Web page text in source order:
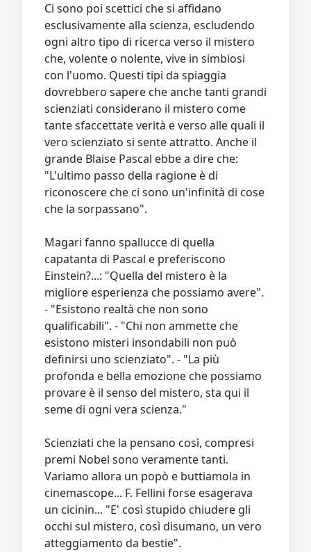
Ci sono poi scettici che si affidano
esclusivamente alla scienza, escludendo
ogni altro tipo di ricerca verso il mistero
che, volente o nolente, vive in simbiosi
con l'uomo. Questi tipi da spiaggia
dovrebbero sapere che anche tanti grandi
scienziati considerano il mistero come
tante sfaccettate verità e verso alle quali il
vero scienziato si sente attratto. Anche il
grande Blaise Pascal ebbe a dire che:
"L'ultimo passo della ragione è di
riconoscere che ci sono un'infinità di cose
che la sorpassano".
Magari fanno spallucce di quella
capatanta di Pascal e preferiscono
Einstein?...: "Quella del mistero è la
migliore esperienza che possiamo avere".
- "Esistono realtà che non sono
qualificabili". - "Chi non ammette che
esistono misteri insondabili non può
definirsi uno scienziato". - "La più
profonda e bella emozione che possiamo
provare è il senso del mistero, sta qui il
seme di ogni vera scienza."
Scienziati che la pensano così, compresi
premi Nobel sono veramente tanti.
Variamo allora un popò e buttiamola in
cinemascope... F. Fellini forse esagerava
un cicinin... "E' così stupido chiudere gli
occhi sul mistero, così disumano, un vero
atteggiamento da bestie".